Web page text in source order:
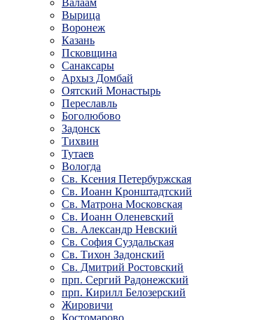
Вырица
Воронеж
Казань
Псковщина
Санаксары
Архыз Домбай
Оятский Монастырь
Переславль
Боголюбово
Задонск
Тихвин
Тутаев
Вологда
Св. Ксения Петербуржская
Св. Иоанн Кронштадтский
Св. Матрона Московская
Св. Иоанн Оленевский
Св. Александр Невский
Св. София Суздальская
Св. Тихон Задонский
Св. Дмитрий Ростовский
прп. Сергий Радонежский
прп. Кирилл Белозерский
Жировичи
Костомарово